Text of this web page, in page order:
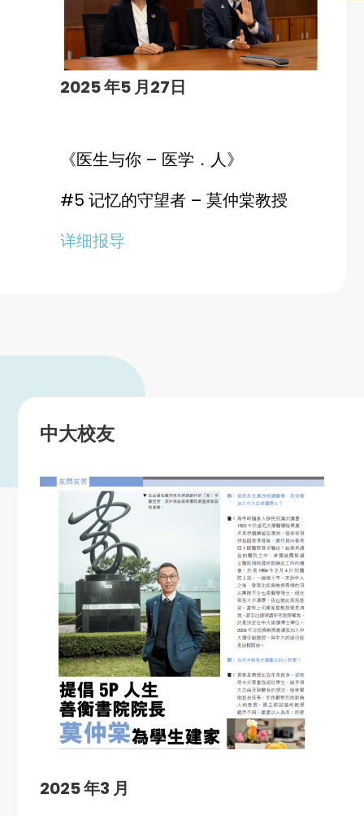
2025 年5 月27日
《医生与你 – 医学．人》
#5 记忆的守望者 – 莫仲棠教授
详细报导
中大校友
2025 年3 月